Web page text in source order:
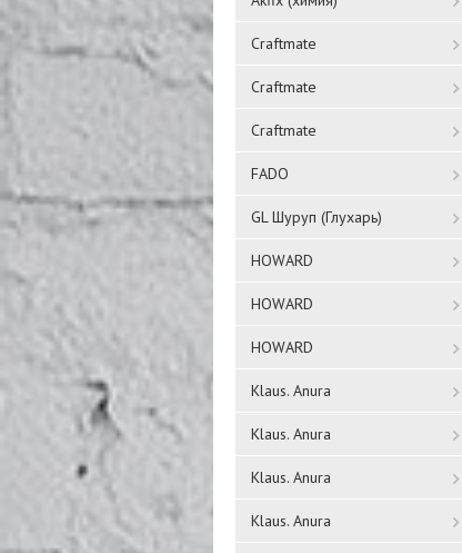
Craftmate
Craftmate
Craftmate
FADO
GL Шуруп (Глухарь)
HOWARD
HOWARD
HOWARD
Klaus. Anura
Klaus. Anura
Klaus. Anura
Klaus. Anura